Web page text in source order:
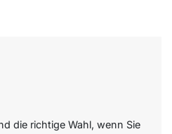
die richtige Wahl, wenn Sie